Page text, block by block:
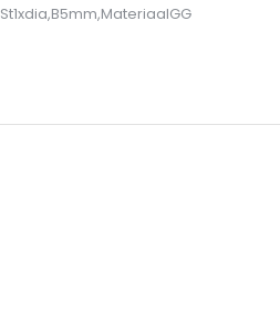
St1xdia,B5mm,MateriaalGG